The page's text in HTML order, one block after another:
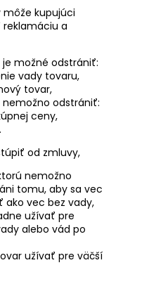
môže kupujúci
a
možné odstrániť:
vady tovaru,
tovar,
nemožno odstrániť:
ceny,
od zmluvy,
nemožno
tomu, aby sa vec
ako vec bez vady,
užívať pre
alebo vád po
užívať pre väčší